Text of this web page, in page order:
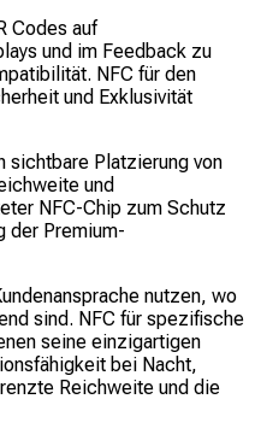
Codes auf
und im Feedback zu
NFC für den
und Exklusivität
sichtbare Platzierung von
und
NFC-Chip zum Schutz
der Premium-
nutzen, wo
sind. NFC für spezifische
seine einzigartigen
bei Nacht,
Reichweite und die